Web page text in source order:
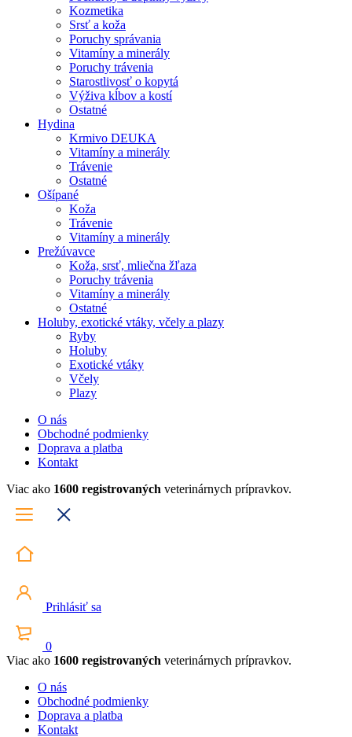
Kozmetika
Srsť a koža
Poruchy správania
Vitamíny a minerály
Poruchy trávenia
Starostlivosť o kopytá
Výživa kĺbov a kostí
Ostatné
Hydina
Krmivo DEUKA
Vitamíny a minerály
Trávenie
Ostatné
Ošípané
Koža
Trávenie
Vitamíny a minerály
Prežúvavce
Koža, srsť, mliečna žľaza
Poruchy trávenia
Vitamíny a minerály
Ostatné
Holuby, exotické vtáky, včely a plazy
Ryby
Holuby
Exotické vtáky
Včely
Plazy
O nás
Obchodné podmienky
Doprava a platba
Kontakt
Viac ako 1600 registrovaných veterinárnych prípravkov.
Prihlásiť sa
0
Viac ako 1600 registrovaných veterinárnych prípravkov.
O nás
Obchodné podmienky
Doprava a platba
Kontakt